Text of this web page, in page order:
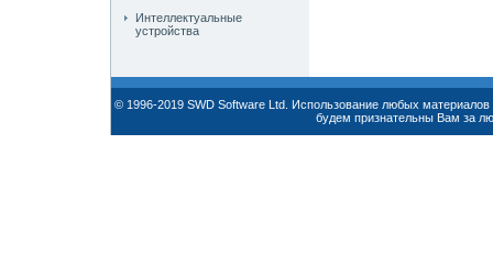
Интеллектуальные
устройства
© 1996-2019 SWD Software Ltd. Использование любых
будем признательны Вам за